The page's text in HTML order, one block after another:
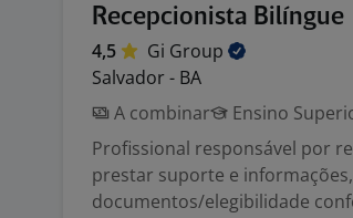
Recepcionista Bilíngue
4,5 Gi Group
Salvador - BA
A combinar
Ensino
Profissional responsável por
prestar suporte e
documentos/elegibilidade